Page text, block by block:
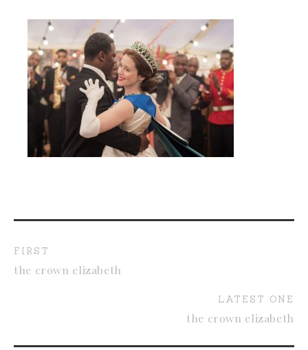
FIRST
the crown elizabeth
LATEST ONE
the crown elizabeth